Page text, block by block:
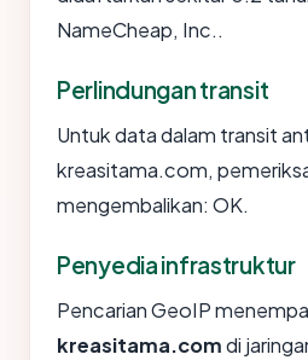
NameCheap, Inc..
Perlindungan transit
Untuk data dalam transit
kreasitama.com,
mengembalikan: OK.
Penyedia infrastruktur
Pencarian GeoIP
kreasitama.comdi